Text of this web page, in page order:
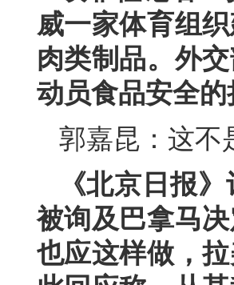
威一家体育组
肉类制品。外
动员食品安全
郭嘉昆：这不
《北京日报
被询及巴拿马
也应这样做，